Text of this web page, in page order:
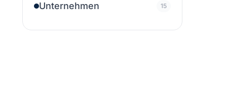
Unternehmen 15